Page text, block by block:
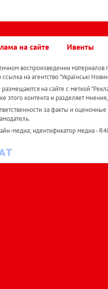
на сайте Ивенты
воспроизведении материалов
на агентство "Українськi
на сайте с меткой
этого контента и разделяет
за факты и
медиа; идентификатор медиа -